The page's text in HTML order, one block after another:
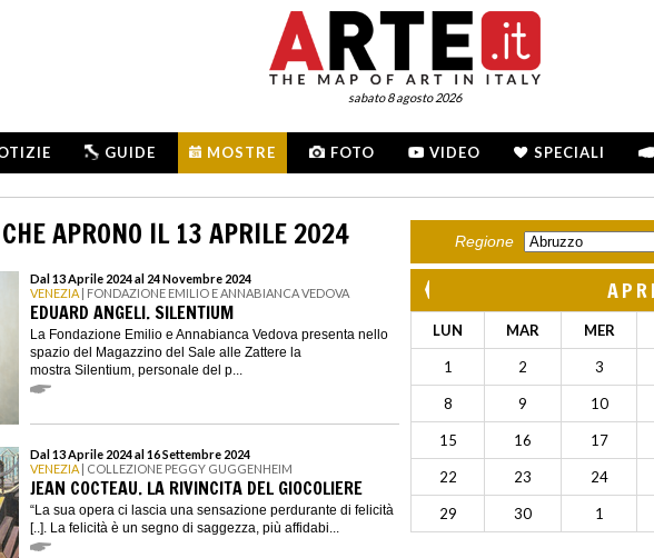
sabato 8 agosto 2026
GUIDE MOSTRE FOTO VIDEO SPECIALI
CHE APRONO IL 13 APRILE 2024
Dal 13 Aprile 2024 al 24 Novembre 2024
VENEZIA | FONDAZIONE EMILIO E ANNABIANCA VEDOVA
EDUARD ANGELI. SILENTIUM
La Fondazione Emilio e Annabianca Vedova presenta nello
spazio del Magazzino del Sale alle Zattere la
mostra Silentium, personale del p...
Dal 13 Aprile 2024 al 16 Settembre 2024
VENEZIA | COLLEZIONE PEGGY GUGGENHEIM
JEAN COCTEAU. LA RIVINCITA DEL GIOCOLIERE
“La sua opera ci lascia una sensazione perdurante di felicità
[..]. La felicità è un segno di saggezza, più affidabi...
Regione
LUN MAR MER
1 2 3
8 9 10
15 16 17
22 23 24
29 30 1